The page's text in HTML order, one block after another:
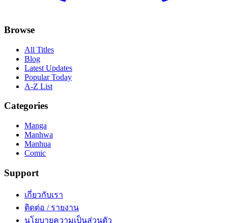
Browse
All Titles
Blog
Latest Updates
Popular Today
A-Z List
Categories
Manga
Manhwa
Manhua
Comic
Support
เกี่ยวกับเรา
ติดต่อ / รายงาน
นโยบายความเป็นส่วนตัว